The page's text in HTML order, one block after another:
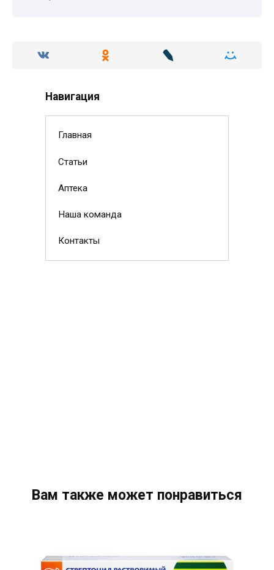
Навигация
Главная
Статьи
Аптека
Наша команда
Контакты
Вам также может понравиться